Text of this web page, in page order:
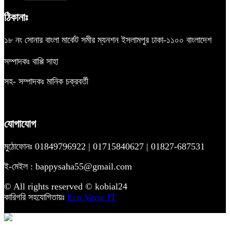
ঠিকানাঃ
১৮ নং সোনার বাংলা মার্কেট সমীর ম্যনশন ইসলামপুর ঢাকা-১১০০ বাংলাদেশ
সম্পাদকঃ বাপ্পি সাহা
সহ- সম্পাদকঃ মানিক চক্রবর্তী
যোগাযোগ
মুঠোফোনঃ 01849796922 | 01715840627 | 01827-687531
ই-মেইল : bappysaha55@gmail.com
© All rights reserved © kobial24
কারিগরি সহযোগিতায়ঃ Eco Verse IT